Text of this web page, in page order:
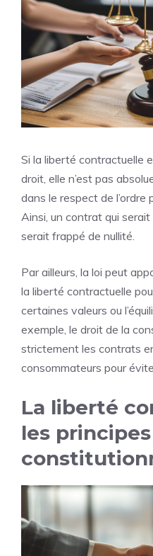
Si la liberté contractuelle
droit, elle n’est pas
dans le respect de
Ainsi, un contrat qui
serait frappé de nullité.
Par ailleurs, la loi peut
la liberté contractuelle
certaines valeurs ou
exemple, le droit de la
strictement les contrats
consommateurs pour
La liberté
les principes